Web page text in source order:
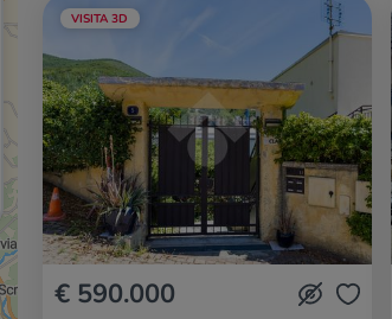
VISITA 3D
€ 590.000